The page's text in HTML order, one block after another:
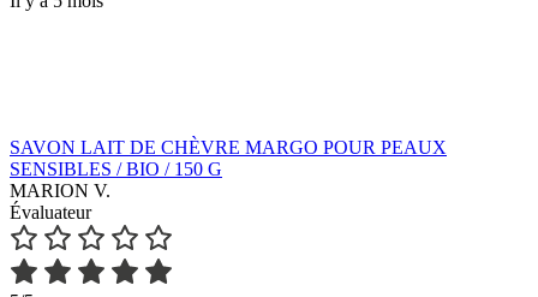
SAVON LAIT DE CHÈVRE MARGO POUR PEAUX
SENSIBLES / BIO / 150 G
MARION V.
Évaluateur